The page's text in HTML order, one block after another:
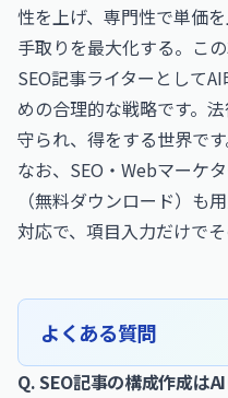
性を上げ、専門性で単価
手取りを最大化する。こ
SEO記事ライターとして
めの合理的な戦略です。
守られ、得をする世界で
なお、 SEO・Webマーケ
（無料ダウンロード） も
対応で、項目入力だけで
よくある質問
Q. SEO記事の構成作成は